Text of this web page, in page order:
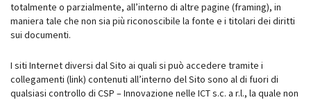
totalmente o parzialmente, all’interno di altre pagine (framing), in
maniera tale che non sia più riconoscibile la fonte e i titolari dei diritti
sui documenti.
I siti Internet diversi dal Sito ai quali si può accedere tramite i
collegamenti (link) contenuti all’interno del Sito sono al di fuori di
qualsiasi controllo di CSP – Innovazione nelle ICT s.c. a r.l., la quale non